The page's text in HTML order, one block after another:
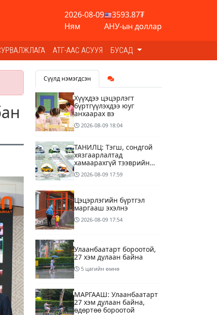
2026-08-09
Ням
3593.87₮
АНУ-ын доллар
АТГ-ААС АСУУЯ БУСАД
Сүүлд нэмэгдсэн
Хүүхдээ цэцэрлэгт
бүртгүүлэхдээ юуг
анхаарах вэ
2026-08-09 18:04
ТАНИЛЦ: Тэгш, сондгой
хязгаарлалтад
хамаарахгүй тээврийн
хэрэгслүүд
2026-08-09 17:59
Цэцэрлэгийн бүртгэл
маргааш эхэлнэ
2026-08-09 17:54
Улаанбаатарт бороотой,
27 хэм дулаан байна
5 цагийн өмнө
МАРГААШ: Улаанбаатарт
27 хэм дулаан байна,
өдөртөө бороотой